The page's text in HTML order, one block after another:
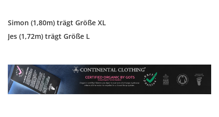
Simon (1,80m) trägt Größe XL
Jes (1,72m) trägt Größe L